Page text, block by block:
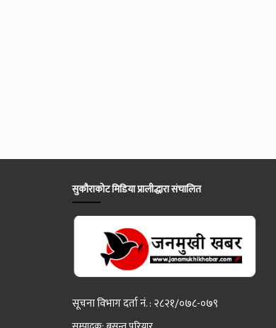
सुकौराकोट मिडिया प्रालीद्धारा संचालित
सूचना विभाग दर्ता नं. : २८२१/०७८-०७९